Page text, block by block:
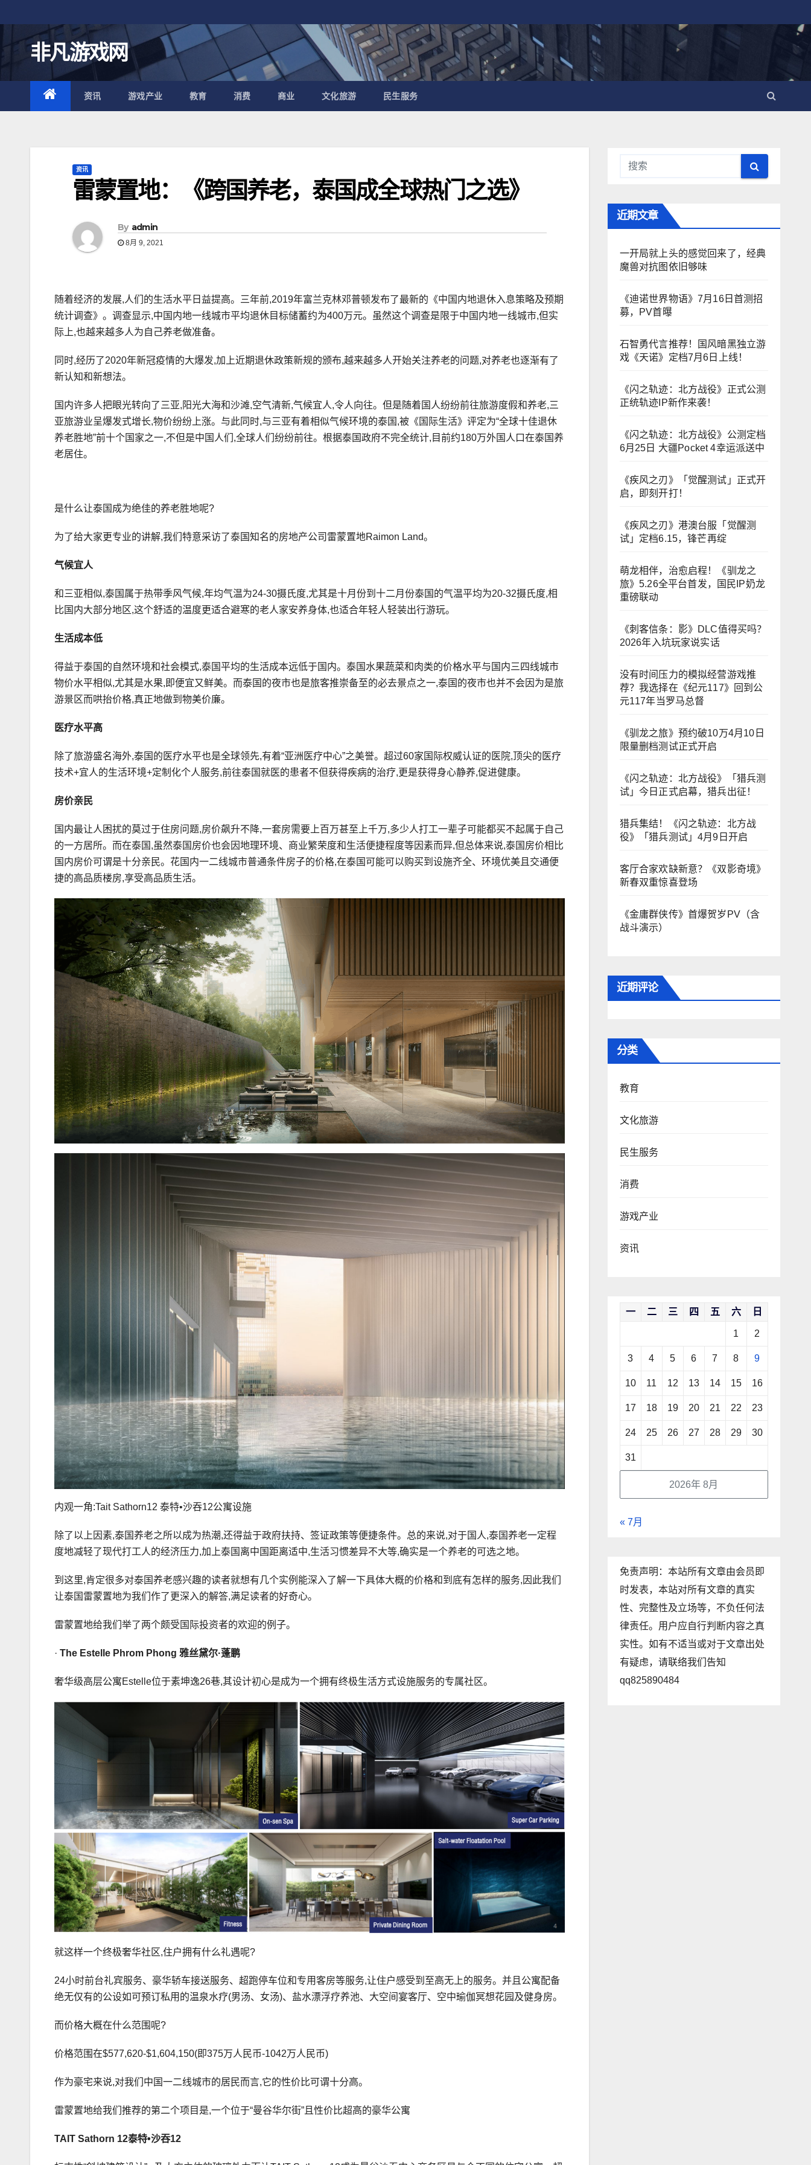
至
内
容
非凡游戏网
资讯 游戏产业 教育 消费 商业 文化旅游 民生服务
资讯
雷蒙置地：《跨国养老，泰国成全球热门之选》
By admin
8月 9, 2021
随着经济的发展,人们的生活水平日益提高。三年前,2019年富兰克林邓普顿发布了最新的《中国内地退休入息策略及预期
统计调查》。调查显示,中国内地一线城市平均退休目标储蓄约为400万元。虽然这个调查是限于中国内地一线城市,但实
际上,也越来越多人为自己养老做准备。
同时,经历了2020年新冠疫情的大爆发,加上近期退休政策新规的颁布,越来越多人开始关注养老的问题,对养老也逐渐有了
新认知和新想法。
国内许多人把眼光转向了三亚,阳光大海和沙滩,空气清新,气候宜人,令人向往。但是随着国人纷纷前往旅游度假和养老,三
亚旅游业呈爆发式增长,物价纷纷上涨。与此同时,与三亚有着相似气候环境的泰国,被《国际生活》评定为“全球十佳退休
养老胜地”前十个国家之一,不但是中国人们,全球人们纷纷前往。根据泰国政府不完全统计,目前约180万外国人口在泰国养
老居住。
是什么让泰国成为绝佳的养老胜地呢?
为了给大家更专业的讲解,我们特意采访了泰国知名的房地产公司雷蒙置地Raimon Land。
气候宜人
和三亚相似,泰国属于热带季风气候,年均气温为24-30摄氏度,尤其是十月份到十二月份泰国的气温平均为20-32摄氏度,相
比国内大部分地区,这个舒适的温度更适合避寒的老人家安养身体,也适合年轻人轻装出行游玩。
生活成本低
得益于泰国的自然环境和社会模式,泰国平均的生活成本远低于国内。泰国水果蔬菜和肉类的价格水平与国内三四线城市
物价水平相似,尤其是水果,即便宜又鲜美。而泰国的夜市也是旅客推崇备至的必去景点之一,泰国的夜市也并不会因为是旅
游景区而哄抬价格,真正地做到物美价廉。
医疗水平高
除了旅游盛名海外,泰国的医疗水平也是全球领先,有着“亚洲医疗中心”之美誉。超过60家国际权威认证的医院,顶尖的医疗
技术+宜人的生活环境+定制化个人服务,前往泰国就医的患者不但获得疾病的治疗,更是获得身心静养,促进健康。
房价亲民
国内最让人困扰的莫过于住房问题,房价飙升不降,一套房需要上百万甚至上千万,多少人打工一辈子可能都买不起属于自己
的一方居所。而在泰国,虽然泰国房价也会因地理环境、商业繁荣度和生活便捷程度等因素而异,但总体来说,泰国房价相比
国内房价可谓是十分亲民。花国内一二线城市普通条件房子的价格,在泰国可能可以购买到设施齐全、环境优美且交通便
捷的高品质楼房,享受高品质生活。
内观一角:Tait Sathorn12 泰特•沙吞12公寓设施
除了以上因素,泰国养老之所以成为热潮,还得益于政府扶持、签证政策等便捷条件。总的来说,对于国人,泰国养老一定程
度地减轻了现代打工人的经济压力,加上泰国离中国距离适中,生活习惯差异不大等,确实是一个养老的可选之地。
到这里,肯定很多对泰国养老感兴趣的读者就想有几个实例能深入了解一下具体大概的价格和到底有怎样的服务,因此我们
让泰国雷蒙置地为我们作了更深入的解答,满足读者的好奇心。
雷蒙置地给我们举了两个颇受国际投资者的欢迎的例子。
· The Estelle Phrom Phong 雅丝黛尔·蓬鹏
奢华级高层公寓Estelle位于素坤逸26巷,其设计初心是成为一个拥有终极生活方式设施服务的专属社区。
就这样一个终极奢华社区,住户拥有什么礼遇呢?
24小时前台礼宾服务、豪华轿车接送服务、超跑停车位和专用客房等服务,让住户感受到至高无上的服务。并且公寓配备
绝无仅有的公设如可预订私用的温泉水疗(男汤、女汤)、盐水漂浮疗养池、大空间宴客厅、空中瑜伽冥想花园及健身房。
而价格大概在什么范围呢?
价格范围在$577,620-$1,604,150(即375万人民币-1042万人民币)
作为豪宅来说,对我们中国一二线城市的居民而言,它的性价比可谓十分高。
雷蒙置地给我们推荐的第二个项目是,一个位于“曼谷华尔街”且性价比超高的豪华公寓
TAIT Sathorn 12泰特•沙吞12
近期文章
一开局就上头的感觉回来了，经典
魔兽对抗图依旧够味
《迪诺世界物语》7月16日首测招
募，PV首曝
石智勇代言推荐！国风暗黑独立游
戏《天诺》定档7月6日上线！
《闪之轨迹：北方战役》正式公测
正统轨迹IP新作来袭！
《闪之轨迹：北方战役》公测定档
6月25日 大疆Pocket 4幸运派送中
《疾风之刃》「觉醒测试」正式开
启，即刻开打！
《疾风之刃》港澳台服「觉醒测
试」定档6.15，锋芒再绽
萌龙相伴，治愈启程！《驯龙之
旅》5.26全平台首发，国民IP奶龙
重磅联动
《刺客信条：影》DLC值得买吗？
2026年入坑玩家说实话
没有时间压力的模拟经营游戏推
荐？我选择在《纪元117》回到公
元117年当罗马总督
《驯龙之旅》预约破10万4月10日
限量删档测试正式开启
《闪之轨迹：北方战役》「猎兵测
试」今日正式启幕，猎兵出征！
猎兵集结！《闪之轨迹：北方战
役》「猎兵测试」4月9日开启
客厅合家欢缺新意？《双影奇境》
新春双重惊喜登场
《金庸群侠传》首爆贺岁PV（含
战斗演示）
近期评论
分类
教育
文化旅游
民生服务
消费
游戏产业
资讯
2026年 8月
一 二 三 四 五 六 日
1 2
3 4 5 6 7 8 9
10 11 12 13 14 15 16
17 18 19 20 21 22 23
24 25 26 27 28 29 30
31
« 7月
免责声明：本站所有文章由会员即
时发表，本站对所有文章的真实
性、完整性及立场等，不负任何法
律责任。用户应自行判断内容之真
实性。如有不适当或对于文章出处
有疑虑，请联络我们告知
qq825890484